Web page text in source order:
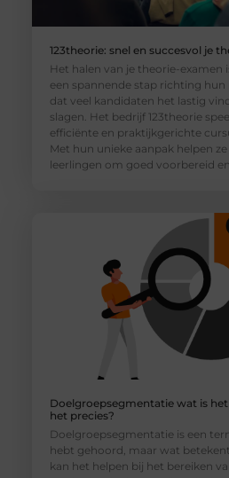
123theorie: snel en succesvol je
Het halen van je theorie-examen
een spannende stap richting hun
dat veel kandidaten het lastig
slagen. Het bedrijf 123theorie
efficiënte en praktijkgerichte
Met hun unieke aanpak helpen
leerlingen om goed voorbereid
Doelgroepsegmentatie wat is
het precies?
Doelgroepsegmentatie is een
hebt gehoord, maar wat
kan het helpen bij het bereiken